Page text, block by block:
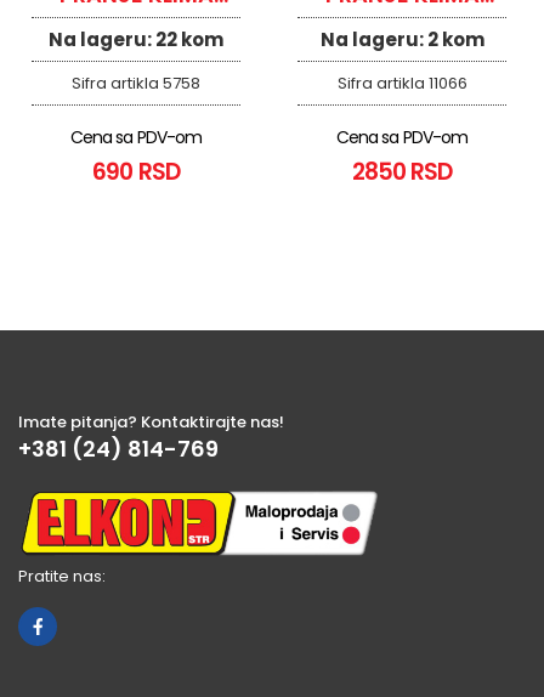
UREĐAJ MABOSOL
SPLIT 1/1L
Na lageru:22 kom
Sifra artikla 5758
Cena sa PDV-om
690 RSD
UREĐAJA
MABOSOL 5Lit
Na lageru:2 kom
Sifra artikla 11066
Cena sa PDV-om
2850 RSD
Imate pitanja? Kontaktirajte nas!
+381 (24) 814-769
Pratite nas: